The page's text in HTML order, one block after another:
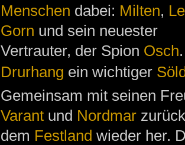
Menschen dabei: Milten,
Gorn und sein neuester
Vertrauter, der Spion Osch
Drurhang ein wichtiger
Gemeinsam mit seinen
Varantund Nordmar
dem Festland wieder her.